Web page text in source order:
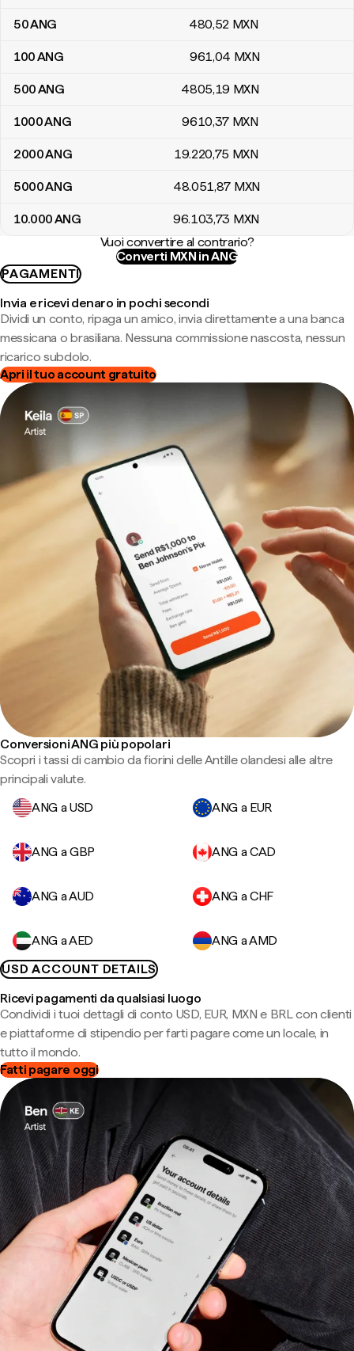
50ANG 480,52 MXN
100ANG 961,04 MXN
500ANG 4805,19 MXN
1000ANG 9610,37 MXN
2000ANG 19.220,75 MXN
5000ANG 48.051,87 MXN
10.000ANG 96.103,73 MXN
Vuoi convertire al contrario?
Converti MXN in ANG
PAGAMENTI
Invia e ricevi denaro in pochi secondi
Dividi un conto, ripaga un amico, invia direttamente a una banca
messicana o brasiliana. Nessuna commissione nascosta, nessun
ricarico subdolo.
Apri il tuo account gratuito
Conversioni ANG più popolari
Scopri i tassi di cambio da fiorini delle Antille olandesi alle altre
principali valute.
ANG a USD
ANG a EUR
ANG a GBP ANG a CAD
ANG a AUD ANG a CHF
ANG a AED
ANG a AMD
USD ACCOUNT DETAILS
Ricevi pagamenti da qualsiasi luogo
Condividi i tuoi dettagli di conto USD, EUR, MXN e BRL con clienti
e piattaforme di stipendio per farti pagare come un locale, in
tutto il mondo.
Fatti pagare oggi